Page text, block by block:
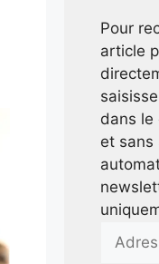
Pour
article
dans le
et sans
e-